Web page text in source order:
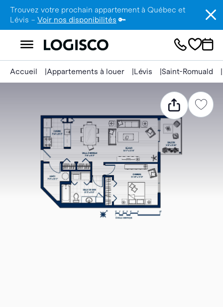
Trouvez votre prochain appartement à Québec et
Lévis – Voir nos disponibilités 🔑
Accueil Appartements à louer Lévis Saint-Romuald